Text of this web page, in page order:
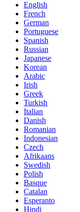
English
French
German
Portuguese
Spanish
Russian
Japanese
Korean
Arabic
Irish
Greek
Turkish
Italian
Danish
Romanian
Indonesian
Czech
Afrikaans
Swedish
Polish
Basque
Catalan
Esperanto
Hindi